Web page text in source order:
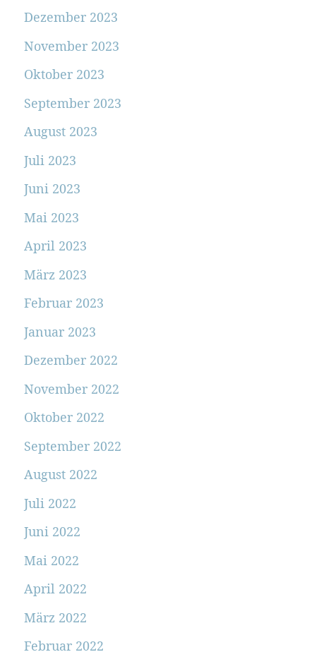
Dezember 2023
November 2023
Oktober 2023
September 2023
August 2023
Juli 2023
Juni 2023
Mai 2023
April 2023
März 2023
Februar 2023
Januar 2023
Dezember 2022
November 2022
Oktober 2022
September 2022
August 2022
Juli 2022
Juni 2022
Mai 2022
April 2022
März 2022
Februar 2022